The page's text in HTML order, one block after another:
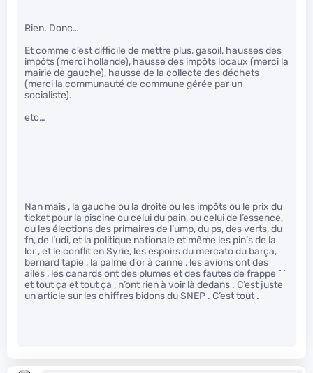
Rien. Donc…
Et comme c’est difficile de mettre plus, gasoil, hausses des
impôts (merci hollande), hausse des impôts locaux (merci la
mairie de gauche), hausse de la collecte des déchets
(merci la communauté de commune gérée par un
socialiste).
etc…
Nan mais , la gauche ou la droite ou les impôts ou le prix du
ticket pour la piscine ou celui du pain, ou celui de l’essence,
ou les élections des primaires de l’ump, du ps, des verts, du
fn, de l’udi, et la politique nationale et même les pin’s de la
lcr , et le conflit en Syrie, les espoirs du mercato du barça,
bernard tapie , la palme d’or à canne , les avions ont des
ailes , les canards ont des plumes et des fautes de frappe ^^
et tout ça et tout ça , n’ont rien à voir là dedans . C’est juste
un article sur les chiffres bidons du SNEP . C’est tout .